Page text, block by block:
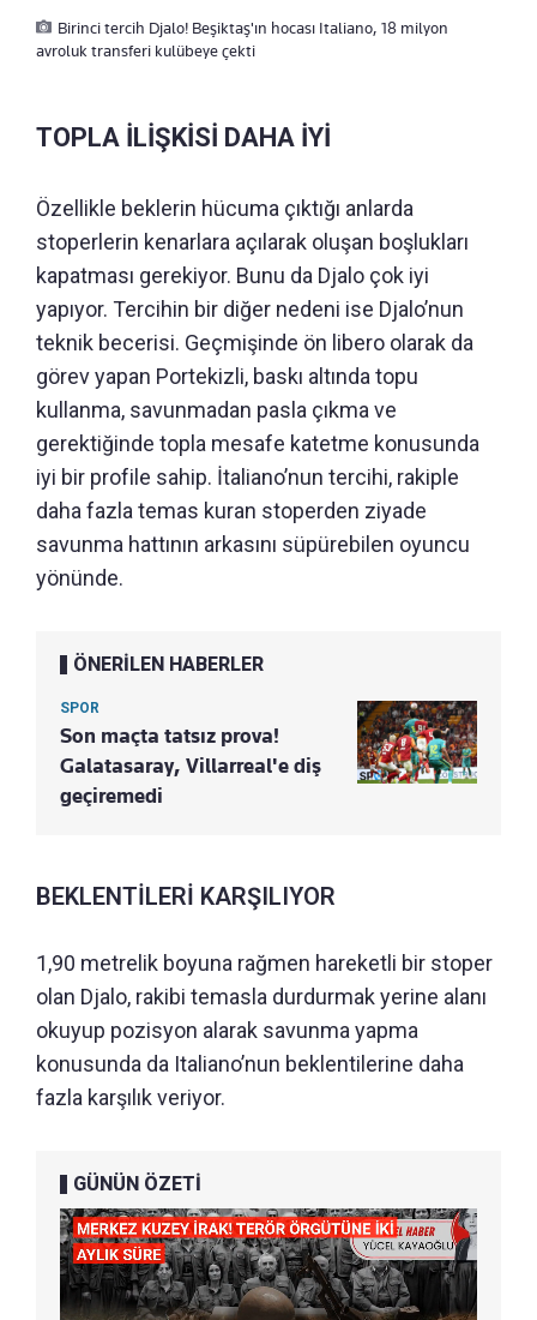
Birinci tercih Djalo! Beşiktaş'ın hocası Italiano, 18 milyon
avroluk transferi kulübeye çekti
TOPLA İLİŞKİSİ DAHA İYİ
Özellikle beklerin hücuma çıktığı anlarda
stoperlerin kenarlara açılarak oluşan boşlukları
kapatması gerekiyor. Bunu da Djalo çok iyi
yapıyor. Tercihin bir diğer nedeni ise Djalo’nun
teknik becerisi. Geçmişinde ön libero olarak da
görev yapan Portekizli, baskı altında topu
kullanma, savunmadan pasla çıkma ve
gerektiğinde topla mesafe katetme konusunda
iyi bir profile sahip. İtaliano’nun tercihi, rakiple
daha fazla temas kuran stoperden ziyade
savunma hattının arkasını süpürebilen oyuncu
yönünde.
ÖNERİLEN HABERLER
SPOR
Son maçta tatsız prova!
Galatasaray, Villarreal'e diş
geçiremedi
BEKLENTİLERİ KARŞILIYOR
1,90 metrelik boyuna rağmen hareketli bir stoper
olan Djalo, rakibi temasla durdurmak yerine alanı
okuyup pozisyon alarak savunma yapma
konusunda da Italiano’nun beklentilerine daha
fazla karşılık veriyor.
GÜNÜN ÖZETİ